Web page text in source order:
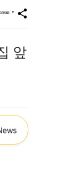
share
▼
앞